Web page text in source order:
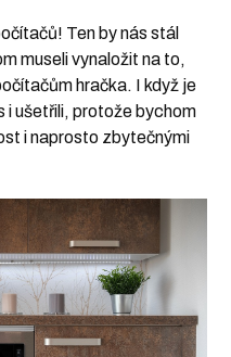
Ten by nás stál
museli vynaložit na to,
hračka. I když je
i ušetřili, protože bychom
i naprosto zbytečnými